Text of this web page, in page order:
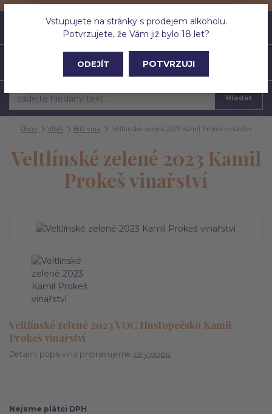
Vstupujete na stránky s prodejem alkoholu.
Potvrzujete, že Vám již bylo 18 let?
ODEJÍT POTVRZUJI
CZK
Hledat
Úvod VÍNA Bílá vína Veltlínské zelené 2023 Kamil Prokeš vinařství
Veltlínské zelené 2023 Kamil
Prokeš vinařství
Veltlínské zelené 2023 VOC Hustopečsko Kamil
Prokeš vinařství
Detailní popis vína připravujeme. celý popis
Nejsme plátci DPH